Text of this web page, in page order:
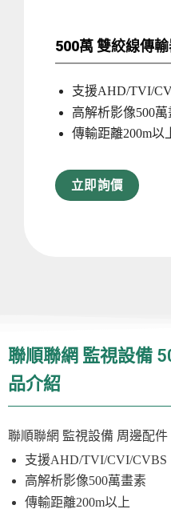
500萬 雙絞線傳
支援AHD/TVI/
高解析影像500萬
傳輸距離200m以
立即詢價
聯順聯網 監視設備
品介紹
聯順聯網 監視設備 周邊配件
支援AHD/TVI/CVI/CVBS
高解析影像500萬畫素
傳輸距離200m以上